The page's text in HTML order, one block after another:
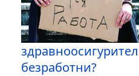
безработни?